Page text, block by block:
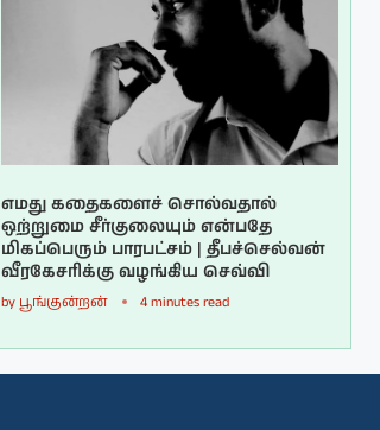
எமது கதைகளைச் சொல்வதால்
ஒற்றுமை சீர்குலையும் என்பதே
மிகப்பெரும் பாரபட்சம் | தீபச்செல்வன்
வீரகேசரிக்கு வழங்கிய செவ்வி
by பூங்குன்றன் 4 minutes read